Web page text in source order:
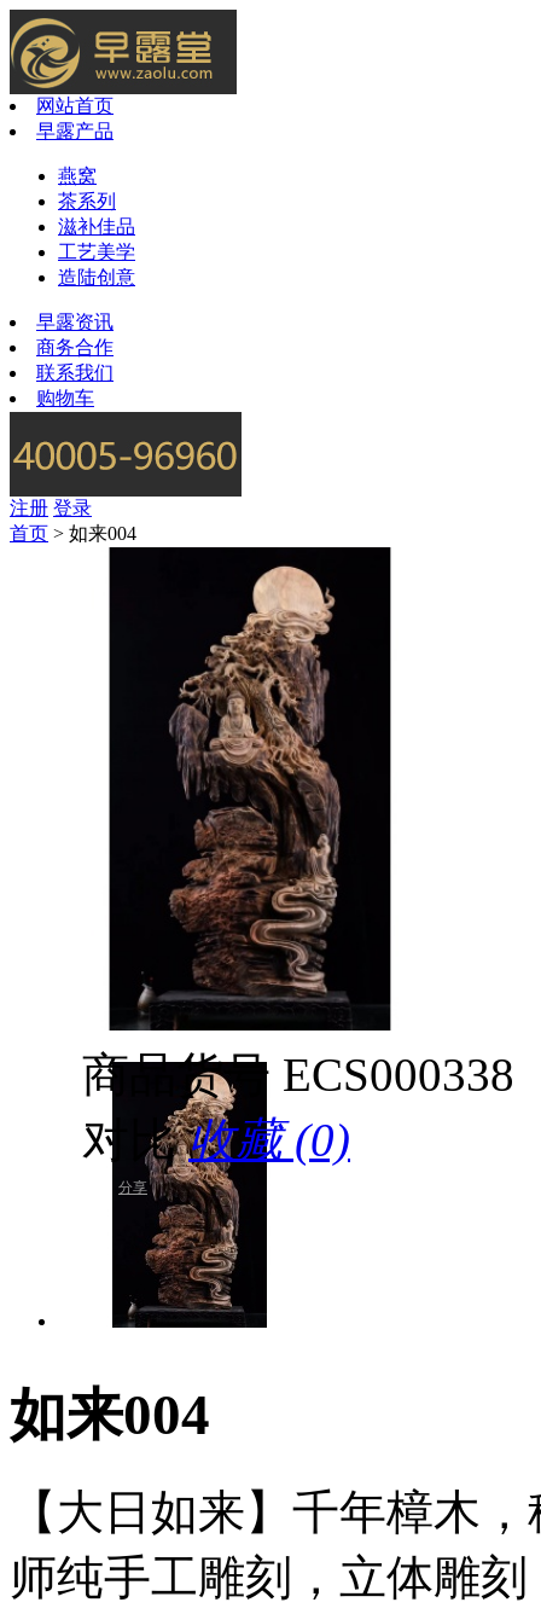
网站首页
早露产品
燕窝
茶系列
滋补佳品
工艺美学
造陆创意
早露资讯
商务合作
联系我们
购物车
注册 登录
首页 > 如来004
商品货号 ECS000338
对比 收藏 (0)
分享
如来004
【大日如来】千年樟木
师纯手工雕刻，立体雕